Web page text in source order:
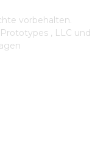
vorbehalten.
, LLC und